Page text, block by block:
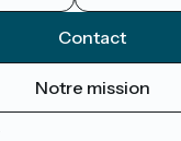
Contact
Notre mission